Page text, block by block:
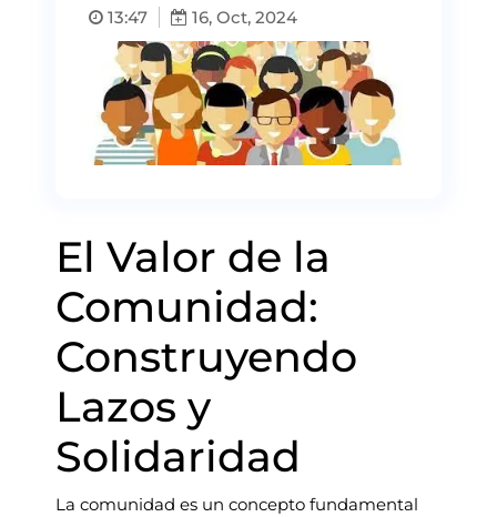
13:47 16, Oct, 2024
El Valor de la
Comunidad:
Construyendo
Lazos y
Solidaridad
La comunidad es un concepto fundamental